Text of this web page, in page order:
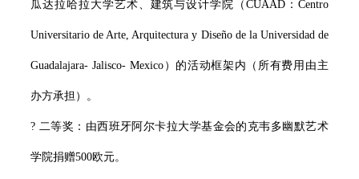
瓜达拉哈拉大学艺术、建筑与设计学院（CUAAD：Centro
Universitario de Arte, Arquitectura y Diseño de la Universidad de
Guadalajara- Jalisco- Mexico）的活动框架内（所有费用由主
办方承担）。
? 二等奖：由西班牙阿尔卡拉大学基金会的克韦多幽默艺术
学院捐赠500欧元。